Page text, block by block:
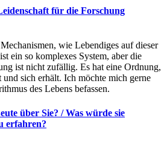
für die Forschung
wie Lebendiges auf dieser
ein so komplexes System, aber die
ist nicht zufällig. Es hat eine Ordnung,
sich erhält. Ich möchte mich gerne
des Lebens befassen.
über Sie? / Was würde sie
erfahren?